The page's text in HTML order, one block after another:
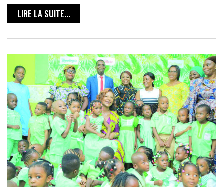
LIRE LA SUITE...